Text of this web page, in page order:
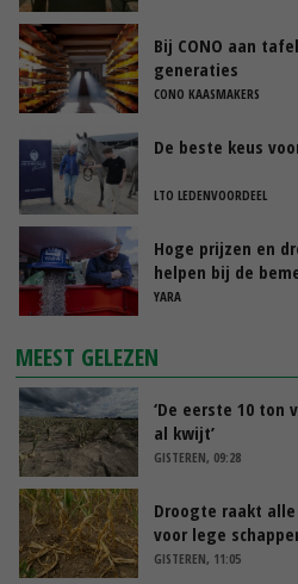
Bij CONO aan
generaties
CONO KAASMAKERS
De beste keus
LTO LEDENVOORDEEL
Hoge prijzen en
helpen bij de
YARA
MEEST GELEZEN
‘De eerste 10 ton
al kwijt’
GISTEREN, 09:28
Droogte raakt
voor lege
GISTEREN, 11:05